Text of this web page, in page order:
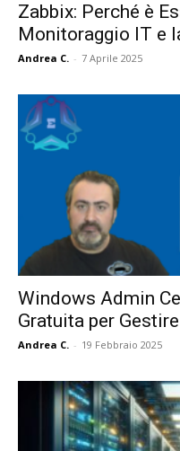
Zabbix: Perché è
Monitoraggio IT e
Andrea C. - 7 Aprile 2025
Windows Admin
Gratuita per
Andrea C. - 19 Febbraio 2025